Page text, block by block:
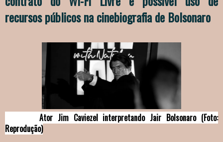
recursos públicos na cinebiografia de Bolsonaro
Ator Jim Caviezel interpretando Jair Bolsonaro (Foto:
Reprodução)